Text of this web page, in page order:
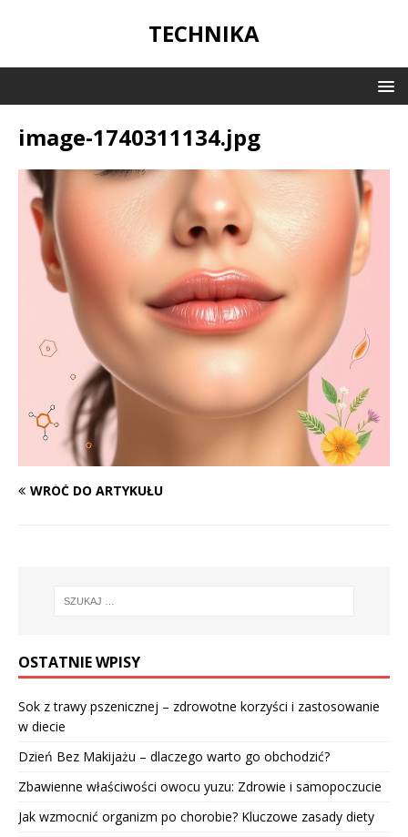
TECHNIKA
image-1740311134.jpg
WRÓĆ DO ARTYKUŁU
OSTATNIE WPISY
Sok z trawy pszenicznej – zdrowotne korzyści i zastosowanie
w diecie
Dzień Bez Makijażu – dlaczego warto go obchodzić?
Zbawienne właściwości owocu yuzu: Zdrowie i samopoczucie
Jak wzmocnić organizm po chorobie? Kluczowe zasady diety